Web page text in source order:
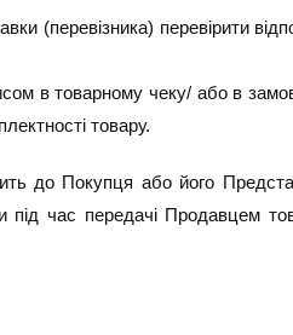
перевірити
в товарному чеку/ або в
товару.
до Покупця або його
час передачі Продавцем